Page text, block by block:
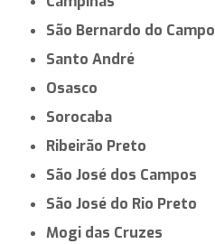
São Bernardo do Campo
Santo André
Osasco
Sorocaba
Ribeirão Preto
São José dos Campos
São José do Rio Preto
Mogi das Cruzes